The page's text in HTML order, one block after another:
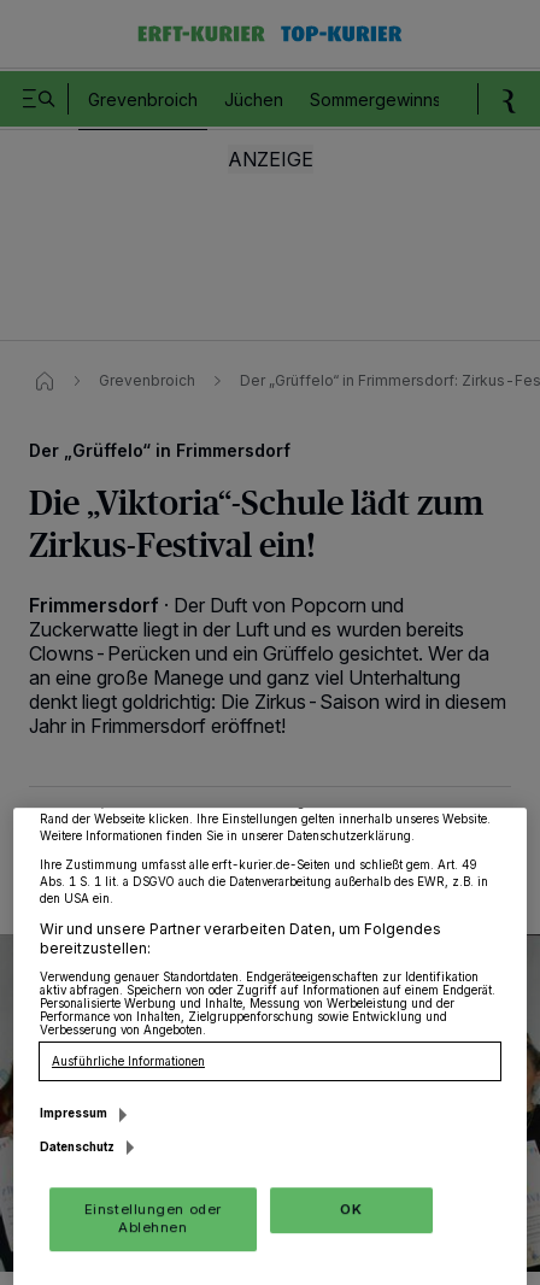
Grevenbroich Jüchen Sommergewinnspiel
Grevenbroich Der „Grüffelo“ in Frimmersdorf​: Zirkus-
Der „Grüffelo“ in Frimmersdorf
Die „Viktoria“-Schule lädt zum
Zirkus-Festival ein!
Frimmersdorf · Der Duft von Popcorn und
Zuckerwatte liegt in der Luft und es wurden bereits
Clowns-Perücken und ein Grüffelo gesichtet. Wer da
an eine große Manege und ganz viel Unterhaltung
denkt liegt goldrichtig: Die Zirkus-Saison wird in diesem
Jahr in Frimmersdorf eröffnet!
16.03.2024 , 00:22 Uhr 2 Minuten Lesezeit
Wir und unsere218-Partner speichern und greifen auf personenbezogene Daten
wie Browserdaten oder eindeutige Kennungen auf Ihrem Gerät zu. Durch Auswahl
von OK aktivieren Sie Tracking-Technologien für die unter „Wir und unsere
Partner verarbeiten Daten, um Ihnen Dienste bereitzustellen“ aufgeführten
Rand der Webseite klicken. Ihre Einstellungen gelten innerhalb unseres Website.
Weitere Informationen finden Sie in unserer Datenschutzerklärung.
Ihre Zustimmung umfasst alle erft-kurier.de-Seiten und schließt gem. Art. 49
Abs. 1 S. 1 lit. a DSGVO auch die Datenverarbeitung außerhalb des EWR, z.B. in
den USA ein.
Wir und unsere Partner verarbeiten Daten, um Folgendes
bereitzustellen:
Verwendung genauer Standortdaten. Endgeräteeigenschaften zur Identifikation
aktiv abfragen. Speichern von oder Zugriff auf Informationen auf einem Endgerät.
Personalisierte Werbung und Inhalte, Messung von Werbeleistung und der
Performance von Inhalten, Zielgruppenforschung sowie Entwicklung und
Verbesserung von Angeboten.
Ausführliche Informationen
Impressum
Datenschutz
Einstellungen oder
Ablehnen
OK